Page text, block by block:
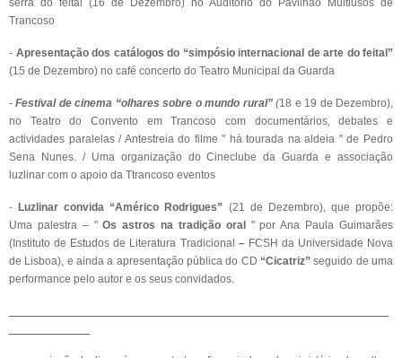
serra do feital (16 de
Dezembro) no Auditório do Pavilhão Multiusos de
Trancoso
- Apresentação dos catálogos do “simpósio internacional de arte do feital”
(15 de Dezembro) no café concerto do Teatro Municipal da Guarda
-Festival de cinema “olhares sobre o mundo rural”(18 e 19 de Dezembro),
no Teatro do Convento emTrancoso com documentários, debates e
actividades paralelas / Antestreia do filme " há tourada na aldeia " de Pedro
Sena Nunes. / Uma organização do Cineclube da Guarda e associação
luzlinar com o apoio da Ttrancoso eventos
-Luzlinar convida “Américo Rodrigues” (21 de Dezembro), que propõe:
Uma palestra – "Os astros na tradição oral" por Ana Paula Guimarães
(Instituto de Estudos de Literatura Tradicional – FCSH da Universidade Nova
de Lisboa), e ainda a apresentação pública do CD “Cicatriz” seguido de uma
performance pelo autor e os seus convidados.